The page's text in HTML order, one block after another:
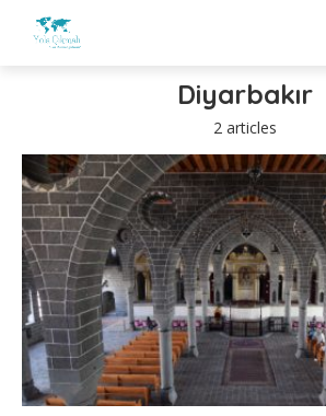
Diyarbakır
2 articles